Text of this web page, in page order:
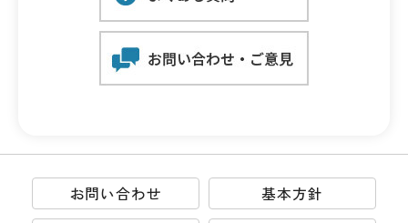
お問い合わせ
基本方針